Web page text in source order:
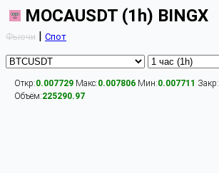
MOCAUSDT (1h) BINGX
Фьючи | Спот
Откр:0.007729 Макс:0.007806 Мин:0.007711 Закр:
Объём:225290.97